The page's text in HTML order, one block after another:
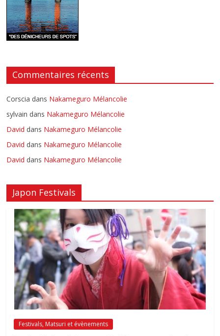
Commentaires récents
Corscia dans Nakameguro Mélancolie
sylvain dans Nakameguro Mélancolie
David dans Nakameguro Mélancolie
David dans Nakameguro Mélancolie
David dans Nakameguro Mélancolie
Japon Festivals
Festivals, Matsuri et évènements